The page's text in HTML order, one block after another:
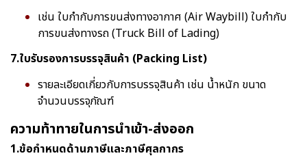
เช่น ใบกำกับการขนส่งทางอากาศ (Air Waybill) ใบกำกับ
การขนส่งทางรถ (Truck Bill of Lading)
7.ใบรับรองการบรรจุสินค้า (Packing List)
รายละเอียดเกี่ยวกับการบรรจุสินค้า เช่น น้ำหนัก ขนาด
จำนวนบรรจุภัณฑ์
ความท้าทายในการนำเข้า-ส่งออก
1.ข้อกำหนดด้านภาษีและภาษีศุลกากร